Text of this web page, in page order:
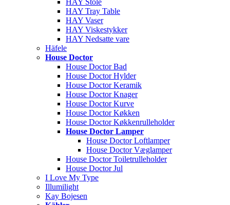
HAY Stole
HAY Tray Table
HAY Vaser
HAY Viskestykker
HAY Nedsatte vare
Häfele
House Doctor
House Doctor Bad
House Doctor Hylder
House Doctor Keramik
House Doctor Knager
House Doctor Kurve
House Doctor Køkken
House Doctor Køkkenrulleholder
House Doctor Lamper
House Doctor Loftlamper
House Doctor Væglamper
House Doctor Toiletrulleholder
House Doctor Jul
I Love My Type
Illumilight
Kay Bojesen